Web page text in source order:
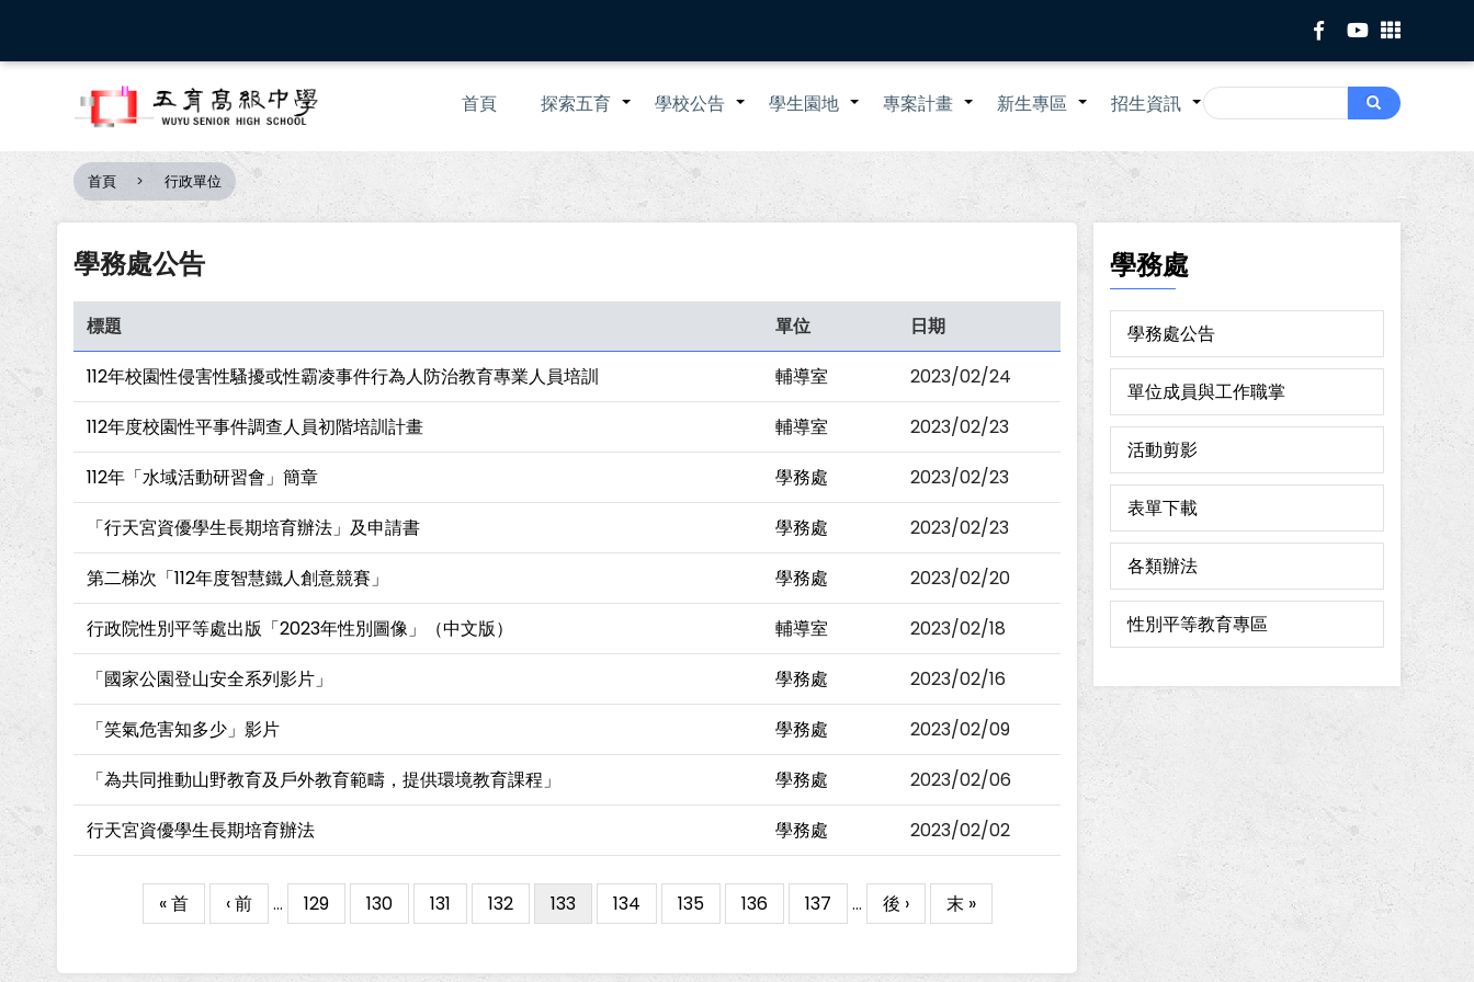
主
Search
Search
Main
navigation
首頁 +
探索五育 +
學校公告 +
學生園地 +
專案計畫 +
新生專區 +
招生資訊
導
航
結
首頁 行政單位
學務處公告
標題 單位
日期
112年校園性侵害性騷擾或性霸凌事件行為人防治教育專業人員培訓
輔導室
2023/02/24
112年度校園性平事件調查人員初階培訓計畫
輔導室
2023/02/23
112年「水域活動研習會」簡章
學務處
2023/02/23
「行天宮資優學生長期培育辦法」及申請書
學務處
2023/02/23
第二梯次「112年度智慧鐵人創意競賽」
學務處
2023/02/20
行政院性別平等處出版「2023年性別圖像」（中文版）
輔導室
2023/02/18
「國家公園登山安全系列影片」
學務處
2023/02/16
「笑氣危害知多少」影片
學務處
2023/02/09
「為共同推動山野教育及戶外教育範疇，提供環境教育課程」
學務處
2023/02/06
行天宮資優學生長期培育辦法
學務處 2023/02/02
PaginationFirst
page
« 首
Previous
page
‹ 前 … Page
129 Page
130 Page
131 Page
132
目
前
133 Page
134 Page
135 Page
136 Page
137 …
下
一
後 ›
Last
page
末 »
學務處
學務處公告
單位成員與工作職掌
活動剪影
表單下載
各類辦法
性別平等教育專區